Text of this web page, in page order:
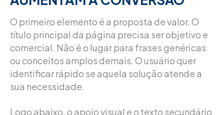
O primeiro elemento é a proposta de valor. O
título principal da página precisa ser objetivo e
comercial. Não é o lugar para frases genéricas
ou conceitos amplos demais. O usuário quer
identificar rápido se aquela solução atende a
sua necessidade.
Logo abaixo, o apoio visual e o texto secundário